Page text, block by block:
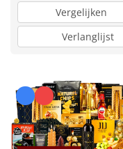
Vergelijken
Verlanglijst